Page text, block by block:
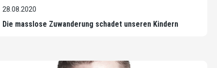
28.08.2020
Die masslose Zuwanderung schadet unseren Kindern